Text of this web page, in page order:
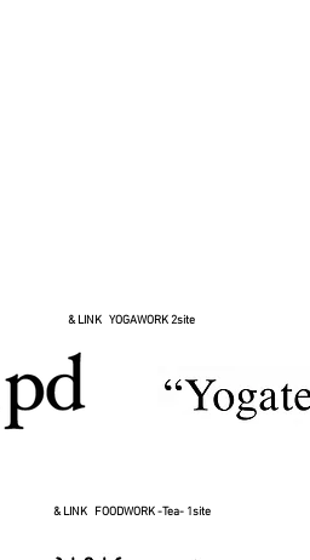
& LINK YOGAWORK 2site
& LINK FOODWORK -Tea- 1site